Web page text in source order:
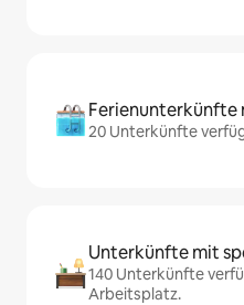
Ferienunterkünfte
20 Unterkünfte
Unterkünfte mit
140 Unterkünfte
Arbeitsplatz.